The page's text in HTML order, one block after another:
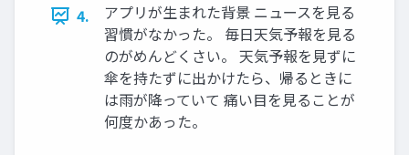
4.
アプリが生まれた背景 ニュースを見る
習慣がなかった。 毎日天気予報を見る
のがめんどくさい。 天気予報を見ずに
傘を持たずに出かけたら、帰るときに
は雨が降っていて 痛い目を見ることが
何度かあった。